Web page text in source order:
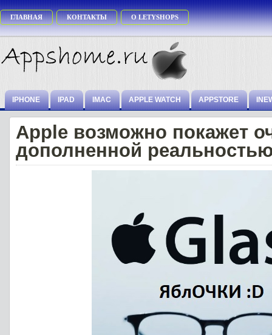
ГЛАВНАЯ КОНТАКТЫ О LETYSHOPS
IPHONE IPAD IMAC APPLE WATCH APPSTORE
Apple возможно покажет
дополненной